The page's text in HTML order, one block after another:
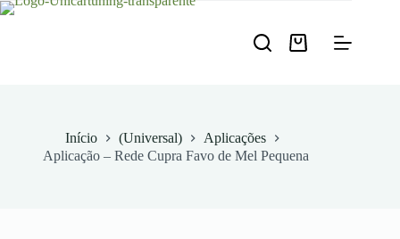
Pular
Carrinho
Início (Universal)
Aplicações
Aplicação – Rede Cupra Favo de Mel Pequena